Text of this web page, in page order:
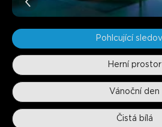
Pohlcující
Herní prostor
Vánoční den
Čistá bílá